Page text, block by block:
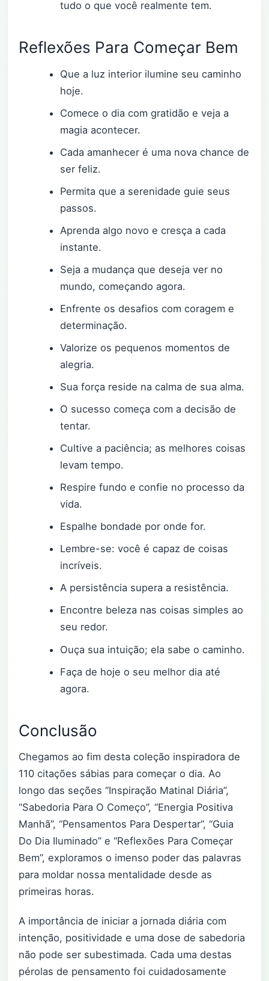
tudo o que você realmente tem.
Reflexões Para Começar Bem
Que a luz interior ilumine seu caminho
hoje.
Comece o dia com gratidão e veja a
magia acontecer.
Cada amanhecer é uma nova chance de
ser feliz.
Permita que a serenidade guie seus
passos.
Aprenda algo novo e cresça a cada
instante.
Seja a mudança que deseja ver no
mundo, começando agora.
Enfrente os desafios com coragem e
determinação.
Valorize os pequenos momentos de
alegria.
Sua força reside na calma de sua alma.
O sucesso começa com a decisão de
tentar.
Cultive a paciência; as melhores coisas
levam tempo.
Respire fundo e confie no processo da
vida.
Espalhe bondade por onde for.
Lembre-se: você é capaz de coisas
incríveis.
A persistência supera a resistência.
Encontre beleza nas coisas simples ao
seu redor.
Ouça sua intuição; ela sabe o caminho.
Faça de hoje o seu melhor dia até
agora.
Conclusão
Chegamos ao fim desta coleção inspiradora de
110 citações sábias para começar o dia. Ao
longo das seções “Inspiração Matinal Diária”,
“Sabedoria Para O Começo”, “Energia Positiva
Manhã”, “Pensamentos Para Despertar”, “Guia
Do Dia Iluminado” e “Reflexões Para Começar
Bem”, exploramos o imenso poder das palavras
para moldar nossa mentalidade desde as
primeiras horas.
A importância de iniciar a jornada diária com
intenção, positividade e uma dose de sabedoria
não pode ser subestimada. Cada uma destas
pérolas de pensamento foi cuidadosamente